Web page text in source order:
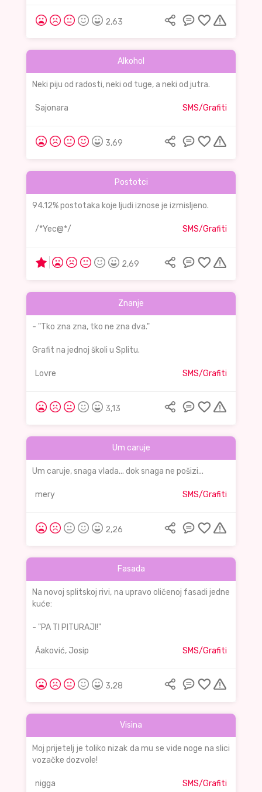
2,63
Alkohol
Neki piju od radosti, neki od tuge, a neki od jutra.
Sajonara SMS/Grafiti
3,69
Postotci
94.12% postotaka koje ljudi iznose je izmisljeno.
/*Yec@*/ SMS/Grafiti
2,69
Znanje
- "Tko zna zna, tko ne zna dva."
Grafit na jednoj školi u Splitu.
Lovre SMS/Grafiti
3,13
Um caruje
Um caruje, snaga vlada... dok snaga ne pošizi...
mery SMS/Grafiti
2,26
Fasada
Na novoj splitskoj rivi, na upravo oličenoj fasadi jedne
kuće:
- "PA TI PITURAJI!"
Ăaković, Josip SMS/Grafiti
3,28
Visina
Moj prijetelj je toliko nizak da mu se vide noge na slici
vozačke dozvole!
nigga SMS/Grafiti